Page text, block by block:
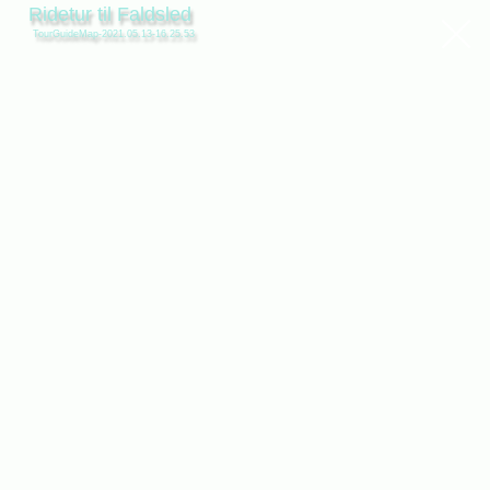
Ridetur til Faldsled
TourGuideMap-2021.05.13-16.25.53